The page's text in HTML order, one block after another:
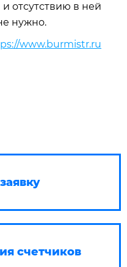
отсутствию в ней
нужно.
www.burmistr.ru
счетчиков